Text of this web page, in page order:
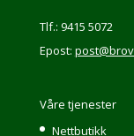
Tlf.: 9415 5072
Epost:
Våre tjenester
Nettbutikk